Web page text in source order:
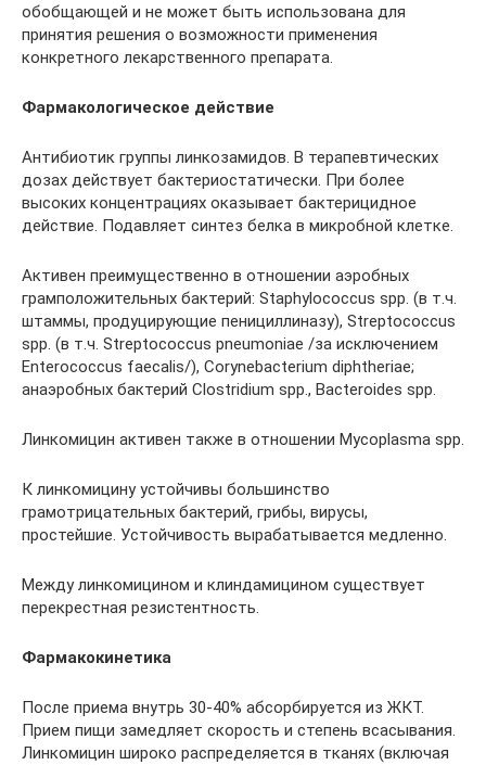
обобщающей и не может быть использована для
принятия решения о возможности применения
конкретного лекарственного препарата.
Фармакологическое действие
Антибиотик группы линкозамидов. В терапевтических
дозах действует бактериостатически. При более
высоких концентрациях оказывает бактерицидное
действие. Подавляет синтез белка в микробной клетке.
Активен преимущественно в отношении аэробных
грамположительных бактерий: Staphylococcus spp. (в т.ч.
штаммы, продуцирующие пенициллиназу), Streptococcus
spp. (в т.ч. Streptococcus pneumoniae /за исключением
Enterococcus faecalis/), Corynebacterium diphtheriae;
анаэробных бактерий Clostridium spp., Bacteroides spp.
Линкомицин активен также в отношении Mycoplasma spp.
К линкомицину устойчивы большинство
грамотрицательных бактерий, грибы, вирусы,
простейшие. Устойчивость вырабатывается медленно.
Между линкомицином и клиндамицином существует
перекрестная резистентность.
Фармакокинетика
После приема внутрь 30-40% абсорбируется из ЖКТ.
Прием пищи замедляет скорость и степень всасывания.
Линкомицин широко распределяется в тканях (включая